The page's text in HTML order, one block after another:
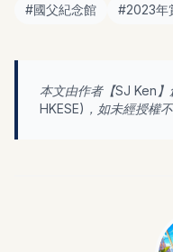
#國父紀念館 #2023年
本文由作者【SJ Ken
HKESE)，如未經授權不